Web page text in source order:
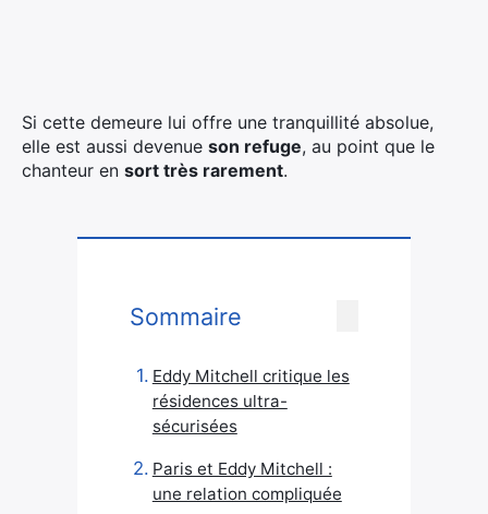
Si cette demeure lui offre une tranquillité absolue,
elle est aussi devenue son refuge, au point que le
chanteur en sort très rarement.
Sommaire
Eddy Mitchell critique les
résidences ultra-
sécurisées
Paris et Eddy Mitchell :
une relation compliquée